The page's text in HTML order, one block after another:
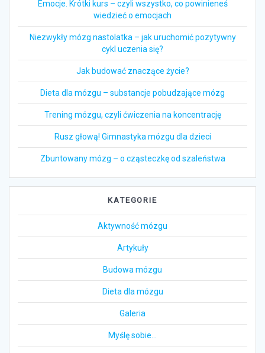
Emocje. Krótki kurs – czyli wszystko, co powinieneś
wiedzieć o emocjach
Niezwykły mózg nastolatka – jak uruchomić pozytywny
cykl uczenia się?
Jak budować znaczące życie?
Dieta dla mózgu – substancje pobudzające mózg
Trening mózgu, czyli ćwiczenia na koncentrację
Rusz głową! Gimnastyka mózgu dla dzieci
Zbuntowany mózg – o cząsteczkę od szaleństwa
KATEGORIE
Aktywność mózgu
Artykuły
Budowa mózgu
Dieta dla mózgu
Galeria
Myślę sobie…